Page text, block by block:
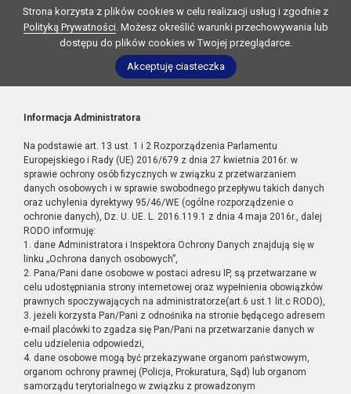
Strona korzysta z plików cookies w celu realizacji usług i zgodnie z
Polityką Prywatności. Możesz określić warunki przechowywania lub
dostępu do plików cookies w Twojej przeglądarce.
Akceptuję ciasteczka
Informacja Administratora
Na podstawie art. 13 ust. 1 i 2 Rozporządzenia Parlamentu
Europejskiego i Rady (UE) 2016/679 z dnia 27 kwietnia 2016r. w
sprawie ochrony osób fizycznych w związku z przetwarzaniem
danych osobowych i w sprawie swobodnego przepływu takich danych
oraz uchylenia dyrektywy 95/46/WE (ogólne rozporządzenie o
ochronie danych), Dz. U. UE. L. 2016.119.1 z dnia 4 maja 2016r., dalej
RODO informuję:
1. dane Administratora i Inspektora Ochrony Danych znajdują się w
linku „Ochrona danych osobowych”,
2. Pana/Pani dane osobowe w postaci adresu IP, są przetwarzane w
celu udostępniania strony internetowej oraz wypełnienia obowiązków
prawnych spoczywających na administratorze(art.6 ust.1 lit.c RODO),
3. jeżeli korzysta Pan/Pani z odnośnika na stronie będącego adresem
e-mail placówki to zgadza się Pan/Pani na przetwarzanie danych w
celu udzielenia odpowiedzi,
4. dane osobowe mogą być przekazywane organom państwowym,
organom ochrony prawnej (Policja, Prokuratura, Sąd) lub organom
samorządu terytorialnego w związku z prowadzonym